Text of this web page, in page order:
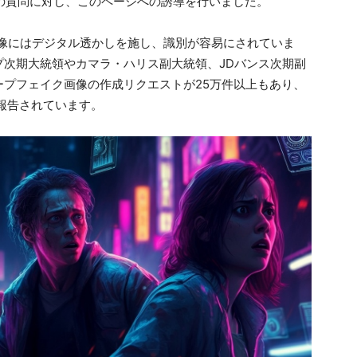
はデジタル透かしを施し、識別が容易にされていま
期大統領やカマラ・ハリス副大統領、JDバンス次期副
フェイク画像の作成リクエストが25万件以上もあり、
されています。